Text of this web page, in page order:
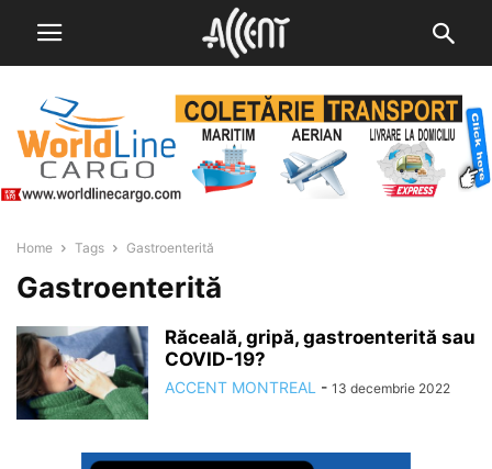
Home Tags Gastroenterită
Gastroenterită
Răceală, gripă, gastroenterită sau
COVID-19?
ACCENT MONTREAL - 13 decembrie 2022